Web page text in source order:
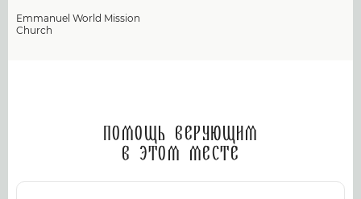
Emmanuel World Mission
Church
Помощь верующим
в этом месте